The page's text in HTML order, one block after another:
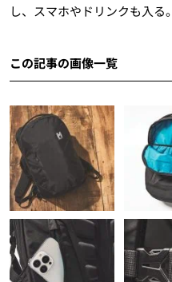
し、スマホやドリンクも入る。
この記事の画像一覧